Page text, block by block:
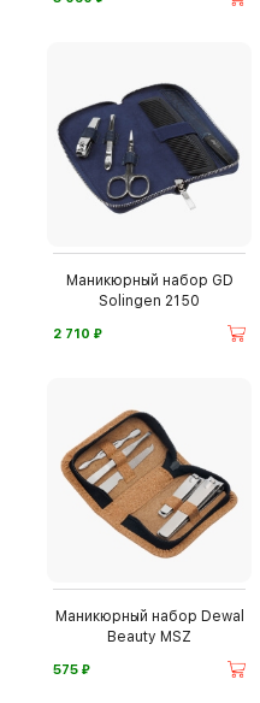
Маникюрный набор GD
Solingen 2150
2 710 ⃏
Маникюрный набор Dewal
Beauty MSZ
575 ⃏